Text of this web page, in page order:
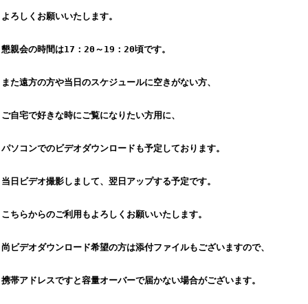
よろしくお願いいたします。
懇親会の時間は17：20～19：20頃です。
また遠方の方や当日のスケジュールに空きがない方、
ご自宅で好きな時にご覧になりたい方用に、
パソコンでのビデオダウンロードも予定しております。
当日ビデオ撮影しまして、翌日アップする予定です。
こちらからのご利用もよろしくお願いいたします。
尚ビデオダウンロード希望の方は添付ファイルもございますので、
携帯アドレスですと容量オーバーで届かない場合がございます。